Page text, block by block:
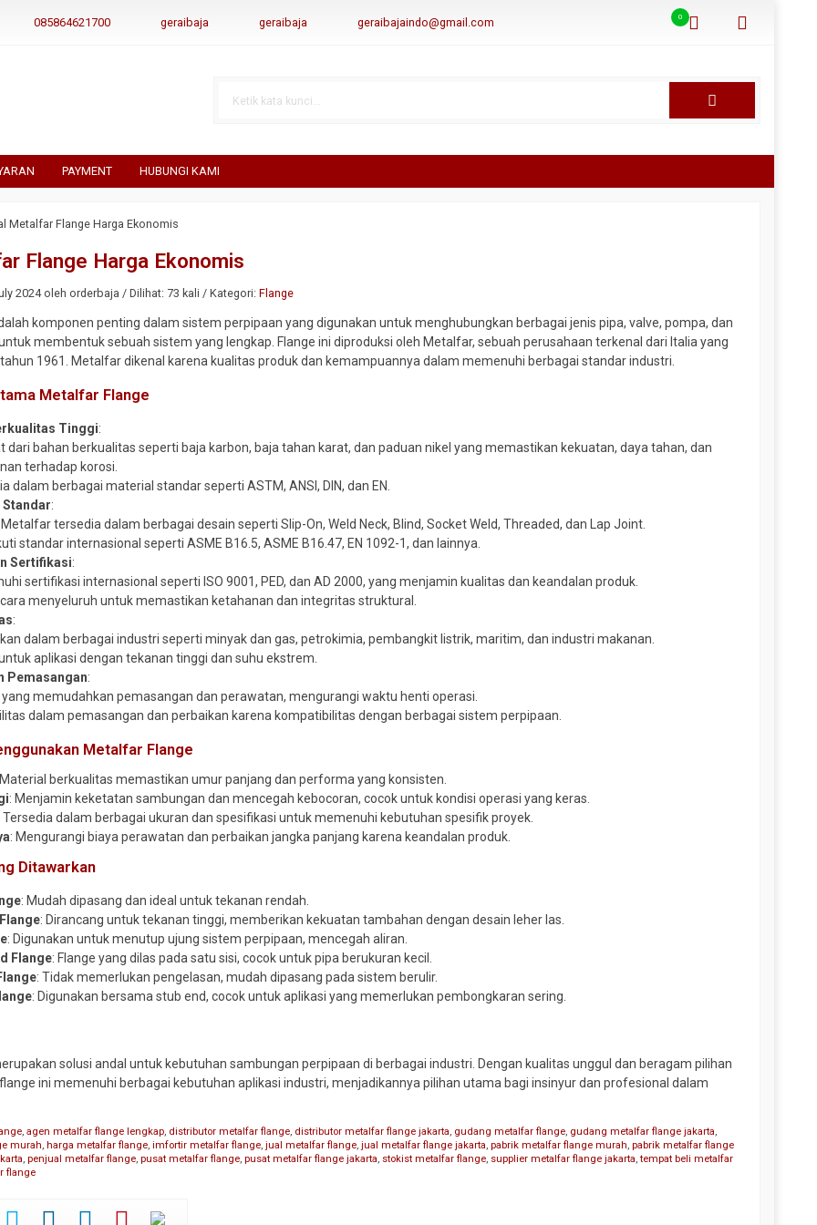
085864621700 geraibaja geraibaja geraibajaindo@gmail.com 0
PAYMENT HUBUNGI KAMI
Metalfar Flange Harga Ekonomis
Flange Harga Ekonomis
2024 oleh orderbaja / Dilihat: 73 kali / Kategori:Flange
komponen penting dalam sistem perpipaan yang digunakan untuk menghubungkan berbagai jenis pipa, valve, pompa, dan
membentuk sebuah sistem yang lengkap. Flange ini diproduksi oleh Metalfar, sebuah perusahaan terkenal dari Italia yang
1961. Metalfar dikenal karena kualitas produk dan kemampuannya dalam memenuhi berbagai standar industri.
Metalfar Flange
Tinggi:
dari bahan berkualitas seperti baja karbon, baja tahan karat, dan paduan nikel yang memastikan kekuatan, daya tahan, dan
terhadap korosi.
dalam berbagai material standar seperti ASTM, ANSI, DIN, dan EN.
Standar:
Metalfar tersedia dalam berbagai desain seperti Slip-On, Weld Neck, Blind, Socket Weld, Threaded, dan Lap Joint.
standar internasional seperti ASME B16.5, ASME B16.47, EN 1092-1, dan lainnya.
Sertifikasi:
sertifikasi internasional seperti ISO 9001, PED, dan AD 2000, yang menjamin kualitas dan keandalan produk.
menyeluruh untuk memastikan ketahanan dan integritas struktural.
:
dalam berbagai industri seperti minyak dan gas, petrokimia, pembangkit listrik, maritim, dan industri makanan.
aplikasi dengan tekanan tinggi dan suhu ekstrem.
Pemasangan:
yang memudahkan pemasangan dan perawatan, mengurangi waktu henti operasi.
dalam pemasangan dan perbaikan karena kompatibilitas dengan berbagai sistem perpipaan.
Metalfar Flange
berkualitas memastikan umur panjang dan performa yang konsisten.
: Menjamin keketatan sambungan dan mencegah kebocoran, cocok untuk kondisi operasi yang keras.
Tersedia dalam berbagai ukuran dan spesifikasi untuk memenuhi kebutuhan spesifik proyek.
: Mengurangi biaya perawatan dan perbaikan jangka panjang karena keandalan produk.
Ditawarkan
: Mudah dipasang dan ideal untuk tekanan rendah.
: Dirancang untuk tekanan tinggi, memberikan kekuatan tambahan dengan desain leher las.
: Digunakan untuk menutup ujung sistem perpipaan, mencegah aliran.
Flange: Flange yang dilas pada satu sisi, cocok untuk pipa berukuran kecil.
: Tidak memerlukan pengelasan, mudah dipasang pada sistem berulir.
: Digunakan bersama stub end, cocok untuk aplikasi yang memerlukan pembongkaran sering.
solusi andal untuk kebutuhan sambungan perpipaan di berbagai industri. Dengan kualitas unggul dan beragam pilihan
ini memenuhi berbagai kebutuhan aplikasi industri, menjadikannya pilihan utama bagi insinyur dan profesional dalam
,agen metalfar flange lengkap, distributor metalfar flange, distributor metalfar flange jakarta, gudang metalfar flange, gudang metalfar flange jakarta,
murah,harga metalfar flange,imfortir metalfar flange,jual metalfar flange,jual metalfar flange jakarta,pabrik metalfar flange murah,pabrik metalfar flange
,penjual metalfar flange,pusat metalfar flange,pusat metalfar flange jakarta,stokist metalfar flange,supplier metalfar flange jakarta,tempat beli metalfar
flange